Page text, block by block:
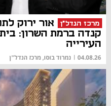
מרכז הנדל"ן
אור ירוק
קנדה ברמת השרון:
העירייה
04.08.26
| נמרוד בוסו, מרכז הנדל"ן